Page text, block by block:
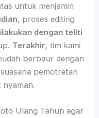
untuk menjamin
, proses editing
dengan teliti
Terakhir, tim kami
berbaur dengan
pemotretan
nyaman.
Ulang Tahun agar